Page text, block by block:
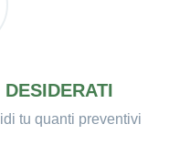
tu quanti preventivi